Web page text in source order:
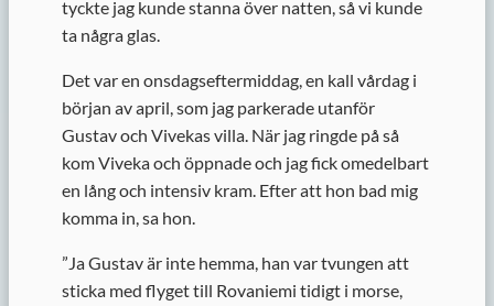
tyckte jag kunde stanna över natten, så vi kunde
ta några glas.
Det var en onsdagseftermiddag, en kall vårdag i
början av april, som jag parkerade utanför
Gustav och Vivekas villa. När jag ringde på så
kom Viveka och öppnade och jag fick omedelbart
en lång och intensiv kram. Efter att hon bad mig
komma in, sa hon.
”Ja Gustav är inte hemma, han var tvungen att
sticka med flyget till Rovaniemi tidigt i morse,